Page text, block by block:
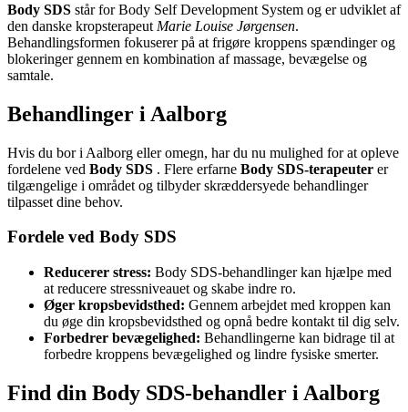
Body SDS står for Body Self Development System og er udviklet af
den danske kropsterapeut Marie Louise Jørgensen.
Behandlingsformen fokuserer på at frigøre kroppens spændinger og
blokeringer gennem en kombination af massage, bevægelse og
samtale.
Behandlinger i Aalborg
Hvis du bor i Aalborg eller omegn, har du nu mulighed for at opleve
fordelene ved Body SDS . Flere erfarne Body SDS-terapeuter er
tilgængelige i området og tilbyder skræddersyede behandlinger
tilpasset dine behov.
Fordele ved Body SDS
Reducerer stress: Body SDS-behandlinger kan hjælpe med
at reducere stressniveauet og skabe indre ro.
Øger kropsbevidsthed: Gennem arbejdet med kroppen kan
du øge din kropsbevidsthed og opnå bedre kontakt til dig selv.
Forbedrer bevægelighed: Behandlingerne kan bidrage til at
forbedre kroppens bevægelighed og lindre fysiske smerter.
Find din Body SDS-behandler i Aalborg